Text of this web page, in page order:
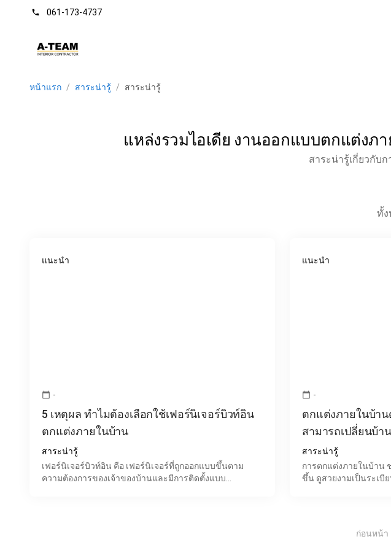
phone 061-173-4737
หน้าแรก / สาระน่ารู้ / สาระน่ารู้
แหล่งรวมไอเดีย งานออกแบบตกแต่งภ
สาระน่ารู้เกี่ยวกับ
ทั้
แนะนำ
calendar_today -
5 เหตุผล ทำไมต้องเลือกใช้เฟอร์นิเจอร์บิวท์อิน
ตกแต่งภายในบ้าน
สาระน่ารู้
เฟอร์นิเจอร์บิวท์อิน คือ เฟอร์นิเจอร์ที่ถูกออกแบบขึ้นตาม
ความต้องการของเจ้าของบ้านและมีการติดตั้งแบบ
แนะนำ
calendar_today -
ตกแต่งภายในบ้าน
สามารถเปลี่ยนบ้า
ฝันได้
สาระน่ารู้
การตกแต่งภายในบ้าน
ขึ้น ดูสวยงามเป็นระเบี
ก่อนหน้า